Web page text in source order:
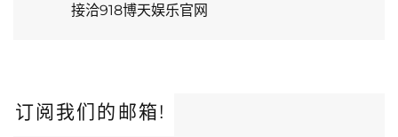
接洽918博天娱乐官网
订阅我们的邮箱!